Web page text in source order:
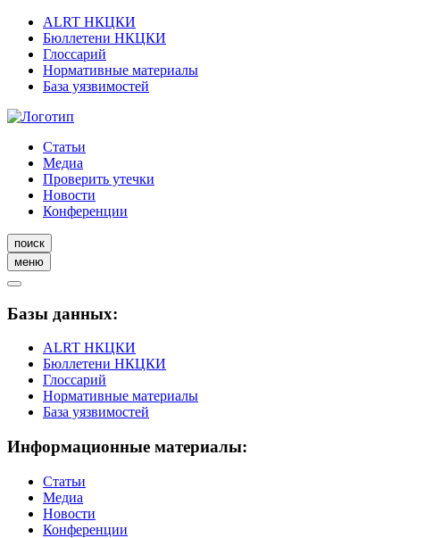
ALRT НКЦКИ
Бюллетени НКЦКИ
Глоссарий
Нормативные материалы
База уязвимостей
Статьи
Медиа
Проверить утечки
Новости
Конференции
поиск
меню
Базы данных:
ALRT НКЦКИ
Бюллетени НКЦКИ
Глоссарий
Нормативные материалы
База уязвимостей
Информационные материалы:
Статьи
Медиа
Новости
Конференции